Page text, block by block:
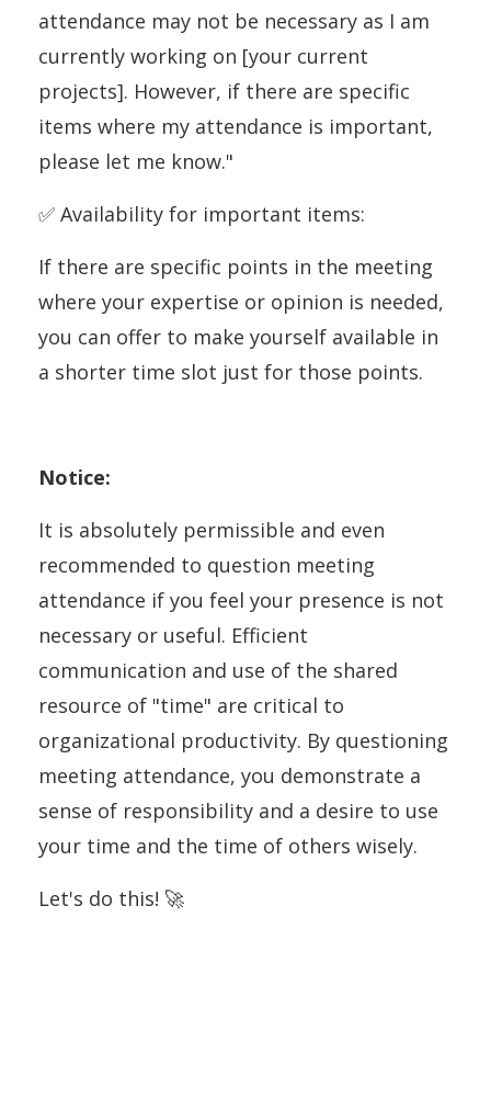
attendance may not be necessary as I am
currently working on [your current
projects]. However, if there are specific
items where my attendance is important,
please let me know."
✅ Availability for important items:
If there are specific points in the meeting
where your expertise or opinion is needed,
you can offer to make yourself available in
a shorter time slot just for those points.
Notice:
It is absolutely permissible and even
recommended to question meeting
attendance if you feel your presence is not
necessary or useful. Efficient
communication and use of the shared
resource of "time" are critical to
organizational productivity. By questioning
meeting attendance, you demonstrate a
sense of responsibility and a desire to use
your time and the time of others wisely.
Let's do this! 🚀